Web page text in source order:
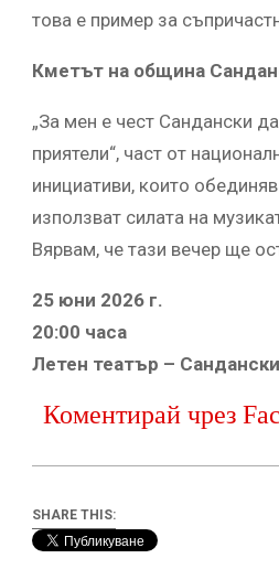
това е пример за
Кметът на община
„За мен е чест Сандански
приятели“, част от
инициативи, които
използват силата на
Вярвам, че тази вечер ще
25 юни 2026 г.
20:00 часа
Летен театър – Сандански
Коментирай чрез
SHARE THIS: